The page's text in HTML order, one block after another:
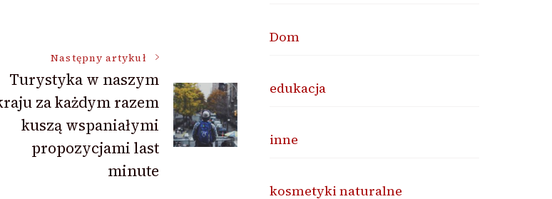
Następny artykuł
Turystyka w naszym
za każdym razem
kuszą wspaniałymi
propozycjami last
minute
Dom
edukacja
inne
kosmetyki naturalne